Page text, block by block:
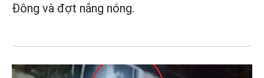
Đông và đợt nắng nóng.